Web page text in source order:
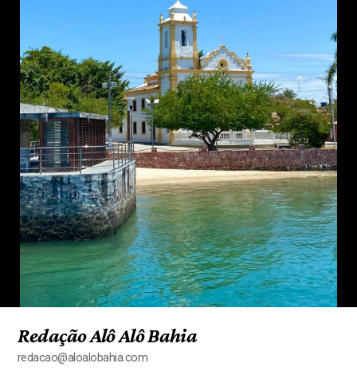
Redação Alô Alô Bahia
redacao@aloalobahia.com